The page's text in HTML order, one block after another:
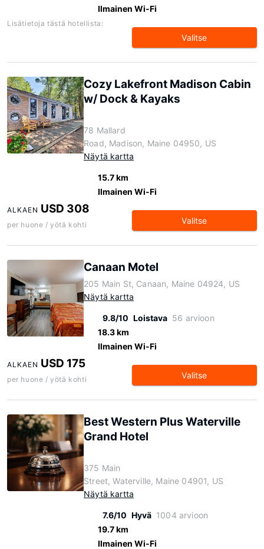
Ilmainen Wi-Fi
Lisätietoja tästä hotellista:
Valitse
Cozy Lakefront Madison Cabin
w/ Dock & Kayaks
78 Mallard
Road, Madison, Maine 04950, US
Näytä kartta
15.7 km
Ilmainen Wi-Fi
ALKAEN USD 308
per huone / yötä kohti Valitse
Canaan Motel
205 Main St, Canaan, Maine 04924, US
Näytä kartta
9.8/10 Loistava 56 arvioon
18.3 km
Ilmainen Wi-Fi
ALKAEN USD 175
per huone / yötä kohti Valitse
Best Western Plus Waterville
Grand Hotel
375 Main
Street, Waterville, Maine 04901, US
Näytä kartta
7.6/10 Hyvä 1004 arvioon
19.7 km
Ilmainen Wi-Fi